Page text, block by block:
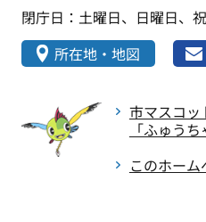
閉庁日：土曜日、日曜日、
所在地・地図
市マスコッ
「ふゅうち
このホー